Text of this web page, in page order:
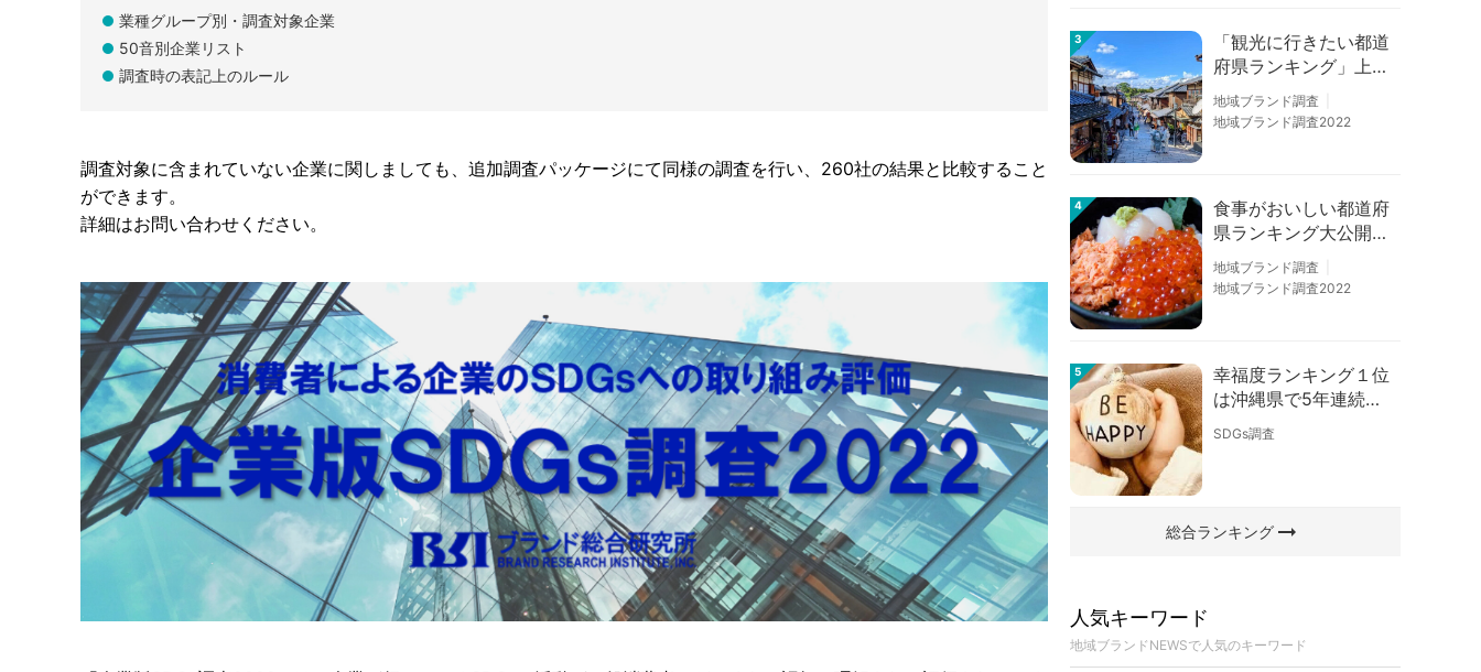
業種グループ別・調査対象企業
50音別企業リスト
調査時の表記上のルール
調査対象に含まれていない企業に関しましても、追加調査パッケージにて同様の調査を行い、260社の結果と比較すること
ができます。
​詳細はお問い合わせください。
3
「観光に行きたい都道
府県ランキング」上位
の順位に変動あり
地域ブランド調査
地域ブランド調査2022
4
食事がおいしい都道府
県ランキング大公開！
１位は北海道、３位は
大阪府、２位は〇〇
地域ブランド調査
地域ブランド調査2022
5
幸福度ランキング１位
は沖縄県で5年連続！
佐賀、愛知が順位上昇
【幸福度調査2026】
SDGs調査
総合ランキングarrow_right_alt
人気キーワード
地域ブランドNEWSで人気のキーワード